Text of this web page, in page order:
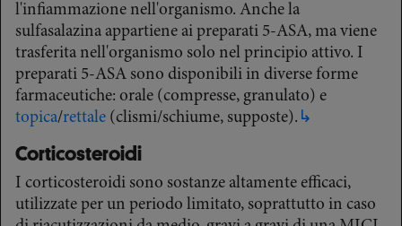
l'infiammazione nell'organismo. Anche la
sulfasalazina appartiene ai preparati 5-ASA, ma viene
trasferita nell'organismo solo nel principio attivo. I
preparati 5-ASA sono disponibili in diverse forme
farmaceutiche: orale (compresse, granulato) e
topica/rettale (clismi/schiume, supposte). ↳
Corticosteroidi
I corticosteroidi sono sostanze altamente efficaci,
utilizzate per un periodo limitato, soprattutto in caso